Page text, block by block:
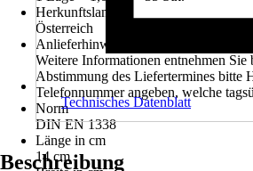
Herkunftsland
Österreich
Anlieferhinweis
Weitere Informationen entnehmen
Abstimmung des Liefertermines bitte
Telefonnummer angeben, welche
Norm
DIN EN 1338
Länge in cm
14 cm
Technisches Datenblatt
Beschreibung